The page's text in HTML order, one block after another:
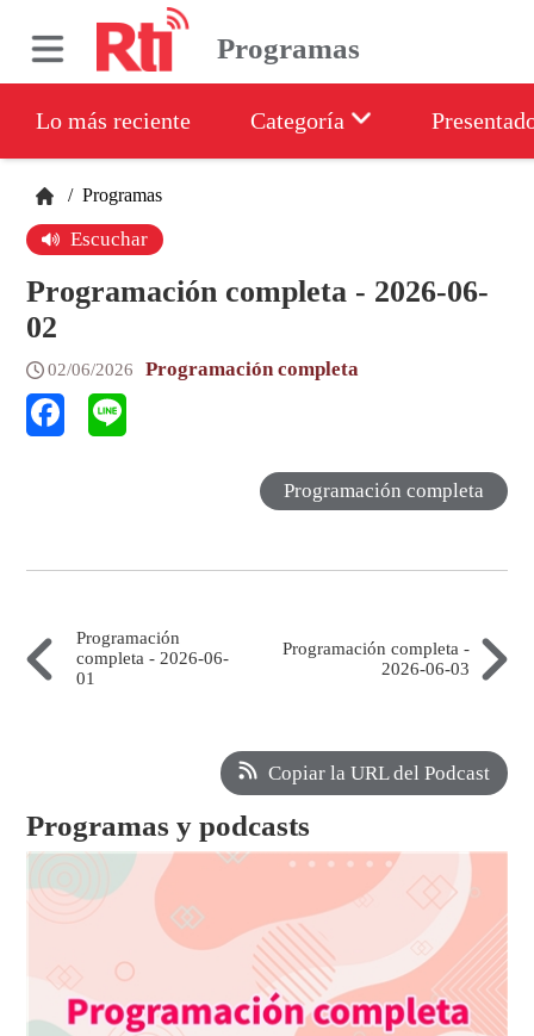
Programas
Lo más reciente Categoría
/ Programas
Escuchar
Programación completa - 2026-06-
02
02/06/2026 Programación completa
Programación completa
Programación
completa - 2026-06-
01
Programación completa -
2026-06-03
Copiar la URL del Podcast
Programas y podcasts